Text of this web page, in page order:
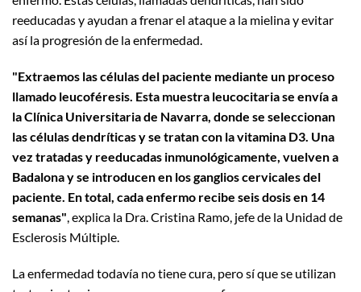
reeducadas y ayudan a frenar el ataque a la mielina y evitar
así la progresión de la enfermedad.
"Extraemos las células del paciente mediante un proceso
llamado leucoféresis. Esta muestra leucocitaria se envía a
la Clínica Universitaria de Navarra, donde se seleccionan
las células dendríticas y se tratan con la vitamina D3. Una
vez tratadas y reeducadas inmunológicamente, vuelven a
Badalona y se introducen en los ganglios cervicales del
paciente. En total, cada enfermo recibe seis dosis en 14
semanas", explica la Dra. Cristina Ramo, jefe de la Unidad de
Esclerosis Múltiple.
La enfermedad todavía no tiene cura, pero sí que se utilizan